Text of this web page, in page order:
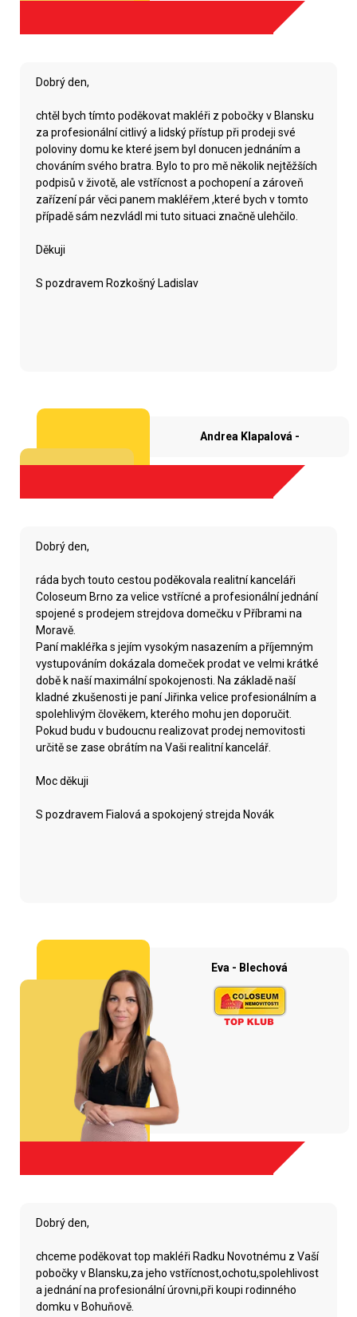
Dobrý den,
chtěl bych tímto poděkovat makléři z pobočky v Blansku
za profesionální citlivý a lidský přístup při prodeji své
poloviny domu ke které jsem byl donucen jednáním a
chováním svého bratra. Bylo to pro mě několik nejtěžších
podpisů v životě, ale vstřícnost a pochopení a zároveň
zařízení pár věci panem makléřem ,které bych v tomto
případě sám nezvládl mi tuto situaci značně ulehčilo.
Děkuji
S pozdravem Rozkošný Ladislav
Andrea Klapalová -
Dobrý den,
ráda bych touto cestou poděkovala realitní kanceláři
Coloseum Brno za velice vstřícné a profesionální jednání
spojené s prodejem strejdova domečku v Příbrami na
Moravě.
Paní makléřka s jejím vysokým nasazením a příjemným
vystupováním dokázala domeček prodat ve velmi krátké
době k naší maximální spokojenosti. Na základě naší
kladné zkušenosti je paní Jiřinka velice profesionálním a
spolehlivým člověkem, kterého mohu jen doporučit.
Pokud budu v budoucnu realizovat prodej nemovitosti
určitě se zase obrátím na Vaši realitní kancelář.
Moc děkuji
S pozdravem Fialová a spokojený strejda Novák
Eva - Blechová
Dobrý den,
chceme poděkovat top makléři Radku Novotnému z Vaší
pobočky v Blansku,za jeho vstřícnost,ochotu,spolehlivost
a jednání na profesionální úrovni,při koupi rodinného
domku v Bohuňově.